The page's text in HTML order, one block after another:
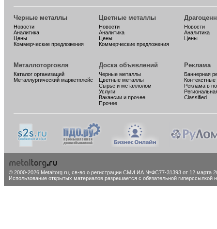
Черные металлы
Новости
Аналитика
Цены
Коммерческие предложения
Цветные металлы
Новости
Аналитика
Цены
Коммерческие предложения
Новости
Аналитика
Цены
Металлоторговля
Каталог организаций
Металлургический маркетплейс
Доска объявлений
Черные металлы
Цветные металлы
Сырье и металлолом
Услуги
Вакансии и прочее
Прочее
Реклама
Баннерная
Реклама в
Classified
© 2000-2026 Metaltorg.ru, св-во о регистрации СМИ ИА №ФС77-31393 от 12 марта
Использование открытых материалов разрешается с обязательной гиперссылкой